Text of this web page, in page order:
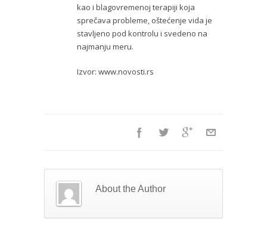
kao i blagovremenoj terapiji koja
sprečava probleme, oštećenje vida je
stavljeno pod kontrolu i svedeno na
najmanju meru.
Izvor: www.novosti.rs
About the Author